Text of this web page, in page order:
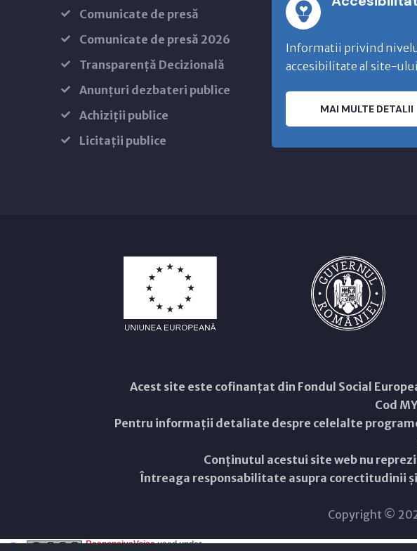
Comunicate de presă
Comunicate de presă 2026
Transparență Decizională
Anunțuri dezbateri publice
Achiziții publice
Licitații publice
Informatii privind
accesibilitate al site-ului
MAI MULTE DETALII
Acest site este cofinanțat din Fondul Social
Cod
Pentru informații detaliate despre celelalte
Conținutul acestui site web nu
Întreaga responsabilitate asupra corectitudinii
Copyright ©
ResponsiveVoice used under